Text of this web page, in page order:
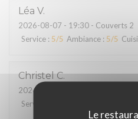
Le
Léa V
2026-08-07 - 19:30 - Couverts 2
Service : 5/5 Ambiance : 5/5
Christel C
2026-08-08
Service